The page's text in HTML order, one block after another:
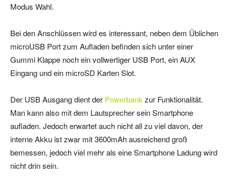
Modus Wahl.
Bei den Anschlüssen wird es interessant, neben dem Üblichen
microUSB Port zum Aufladen befinden sich unter einer
Gummi Klappe noch ein vollwertiger USB Port, ein AUX
Eingang und ein microSD Karten Slot.
Der USB Ausgang dient der Powerbank zur Funktionalität.
Man kann also mit dem Lautsprecher sein Smartphone
aufladen. Jedoch erwartet auch nicht all zu viel davon, der
interne Akku ist zwar mit 3600mAh ausreichend groß
bemessen, jedoch viel mehr als eine Smartphone Ladung wird
nicht drin sein.